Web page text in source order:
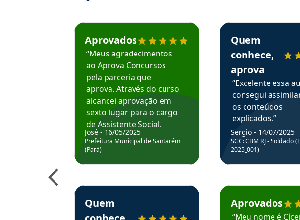
Estudante José recomenda o Aprova Concursos em depoimento
Aprovados
“Meus agradecimentos
ao Aprova Concursos
pela parceria que
aprova. Através do curso
alcancei aprovação em
sexto lugar para o cargo
de Assistente Social.
Hoje estou atuando na
Prefeitura de Santarém.
José - 16/05/2025
Prefeitura Municipal de Santarém
(Pará)
Estudante Elais recomenda o Aprova Concursos em depoimento
Quem
Estudante Sergio
Quem
conhece,
aprova
“Excelente essa
consegui
os conteúdos
explicados.”
Sergio - 14/07/2025
SGC: CBM RJ - Soldado
2025_001)
Estudante Cicero
Aprovados
“Meu nome é